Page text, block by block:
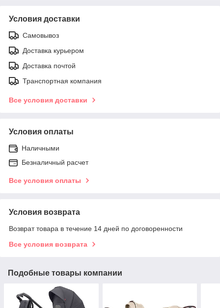
Условия доставки
Самовывоз
Доставка курьером
Доставка почтой
Транспортная компания
Все условия доставки
Условия оплаты
Наличными
Безналичный расчет
Все условия оплаты
Условия возврата
Возврат товара в течение 14 дней по договоренности
Все условия возврата
Подобные товары компании